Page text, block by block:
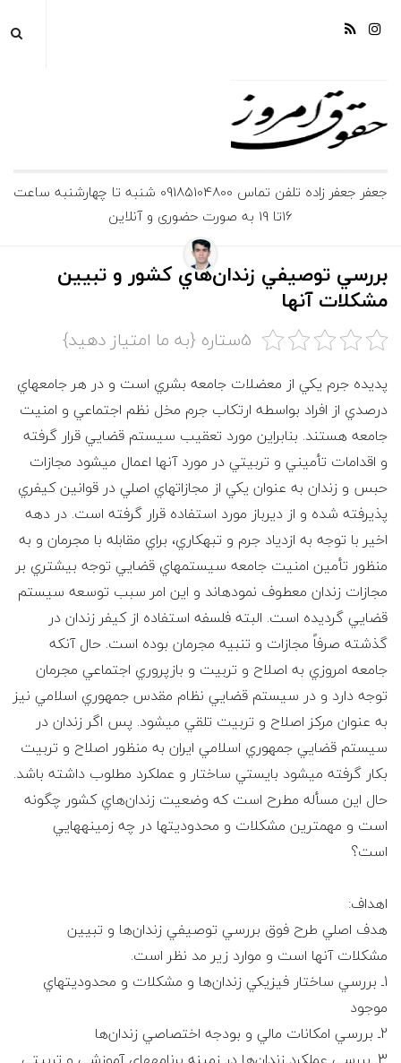
ج
ف
ر
ج
ع
ف
ر
ز
ا
د
ه
و
ک
ی
ل
پ
ا
ی
ه
جعفر جعفر زاده تلفن تماس 09185104800 شنبه تا چهارشنبه ساعت
16تا 19 به صورت حضوری و آنلاین
بررسي توصيفي زندان‌هاي كشور و تبيين
مشكلات آنها
5ستاره {به ما امتیاز دهید}
پديده جرم يكي از معضلات جامعه بشري است و در هر جامعه‎اي
درصدي از افراد بواسطه ارتكاب جرم مخل نظم اجتماعي و امنيت
جامعه هستند. بنابراين مورد تعقيب سيستم قضايي قرار گرفته
و اقدامات تأميني و تربيتي در مورد آنها اعمال مي‎شود مجازات
حبس و زندان به عنوان يكي از مجازاتهاي اصلي در قوانين كيفري
پذيرفته شده و از ديرباز مورد استفاده قرار گرفته است. در دهه
اخير با توجه به ازدياد جرم و تبهكاري، براي مقابله با مجرمان و به
منظور تأمين امنيت جامعه سيستم‎هاي قضايي توجه بيشتري بر
مجازات زندان معطوف نموده‎اند و اين امر سبب توسعه سيستم
قضايي گرديده است. البته فلسفه استفاده از كيفر زندان در
گذشته صرفاً مجازات و تنبيه مجرمان بوده است. حال آنكه
جامعه امروزي به اصلاح و تربيت و بازپروري اجتماعي مجرمان
توجه دارد و در سيستم قضايي نظام مقدس جمهوري اسلامي نيز
به عنوان مركز اصلاح و تربيت تلقي مي‎شود. پس اگر زندان در
سيستم قضايي جمهوري اسلامي ايران به منظور اصلاح و تربيت
بكار گرفته مي‎شود بايستي ساختار و عملكرد مطلوب داشته باشد.
حال اين مسأله مطرح است كه وضعيت زندان‌هاي كشور چگونه
است و مهمترين مشكلات و محدوديتها در چه زمينه‎هايي
است؟
اهداف:
هدف اصلي طرح فوق بررسي توصيفي زندان‌ها و تبيين
مشكلات آنها است و موارد زير مد نظر است.
1ـ بررسي ساختار فيزيكي زندان‌ها و مشكلات و محدوديتهاي
موجود
2ـ بررسي امكانات مالي و بودجه اختصاصي زندان‌ها